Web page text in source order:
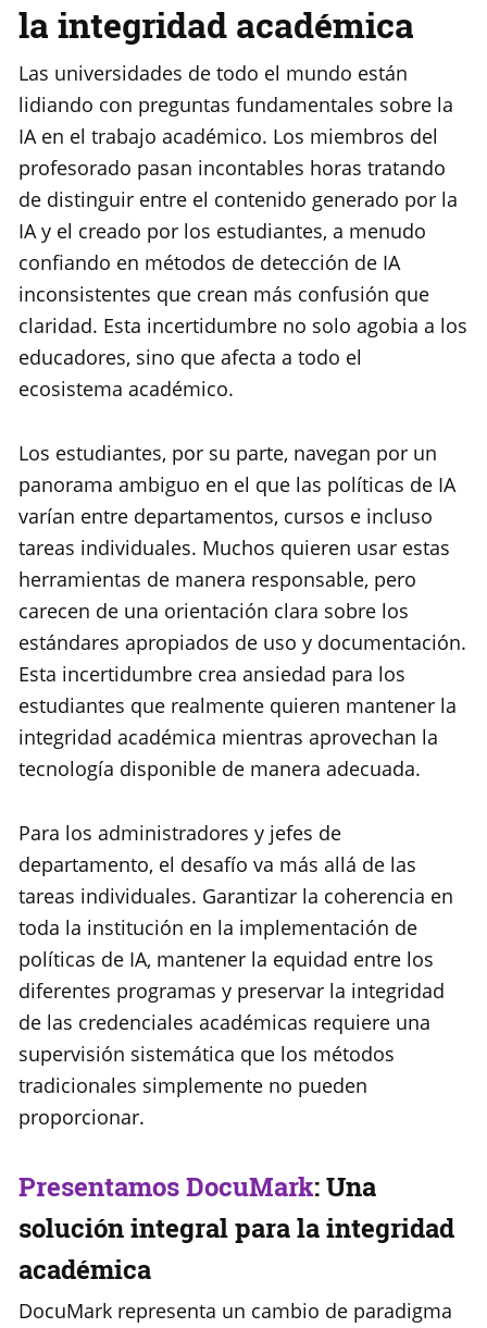
la integridad académica
Las universidades de todo el mundo están
lidiando con preguntas fundamentales sobre la
IA en el trabajo académico. Los miembros del
profesorado pasan incontables horas tratando
de distinguir entre el contenido generado por la
IA y el creado por los estudiantes, a menudo
confiando en métodos de detección de IA
inconsistentes que crean más confusión que
claridad. Esta incertidumbre no solo agobia a los
educadores, sino que afecta a todo el
ecosistema académico.
Los estudiantes, por su parte, navegan por un
panorama ambiguo en el que las políticas de IA
varían entre departamentos, cursos e incluso
tareas individuales. Muchos quieren usar estas
herramientas de manera responsable, pero
carecen de una orientación clara sobre los
estándares apropiados de uso y documentación.
Esta incertidumbre crea ansiedad para los
estudiantes que realmente quieren mantener la
integridad académica mientras aprovechan la
tecnología disponible de manera adecuada.
Para los administradores y jefes de
departamento, el desafío va más allá de las
tareas individuales. Garantizar la coherencia en
toda la institución en la implementación de
políticas de IA, mantener la equidad entre los
diferentes programas y preservar la integridad
de las credenciales académicas requiere una
supervisión sistemática que los métodos
tradicionales simplemente no pueden
proporcionar.
Presentamos DocuMark: Una
solución integral para la integridad
académica
DocuMark representa un cambio de paradigma